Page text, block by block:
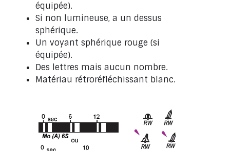
équipée).
Si non lumineuse, a un dessus
sphérique.
Un voyant sphérique rouge (si
équipée).
Des lettres mais aucun nombre.
Matériau rétroréfléchissant blanc.